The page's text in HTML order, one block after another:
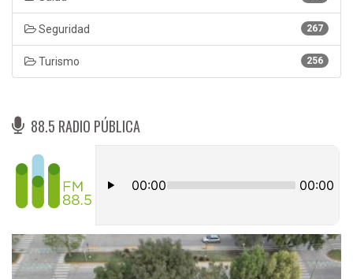
267
Seguridad
256
Turismo
88.5 RADIO PÚBLICA